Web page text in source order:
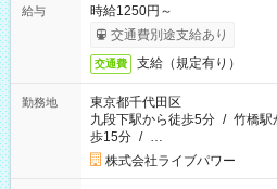
給与
時給1250円～
交通費別途支給あり
交通費 支給（規定有り）
勤務地
東京都千代田区
九段下駅から徒歩5分 / 竹橋駅
歩15分 / …
株式会社ライブパワー